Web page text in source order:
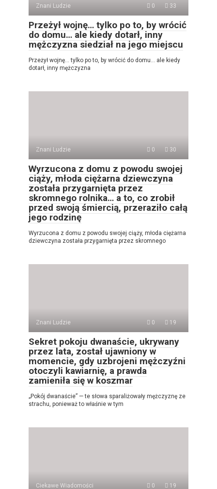
Znani Ludzie 0 33
Przeżył wojnę… tylko po to, by wrócić
do domu… ale kiedy dotarł, inny
mężczyzna siedział na jego miejscu
Przeżył wojnę… tylko po to, by wrócić do domu… ale kiedy
dotarł, inny mężczyzna
Znani Ludzie 0 30
Wyrzucona z domu z powodu swojej
ciąży, młoda ciężarna dziewczyna
została przygarnięta przez
skromnego rolnika… a to, co zrobił
przed swoją śmiercią, przeraziło całą
jego rodzinę
Wyrzucona z domu z powodu swojej ciąży, młoda ciężarna
dziewczyna została przygarnięta przez skromnego
Znani Ludzie 0 19
Sekret pokoju dwanaście, ukrywany
przez lata, został ujawniony w
momencie, gdy uzbrojeni mężczyźni
otoczyli kawiarnię, a prawda
zamieniła się w koszmar
„Pokój dwanaście” — te słowa sparaliżowały mężczyznę ze
strachu, ponieważ to właśnie w tym
Ciekawe Wiadomości 0 19